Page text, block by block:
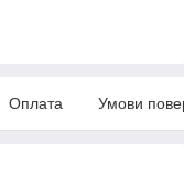
Оплата Умови